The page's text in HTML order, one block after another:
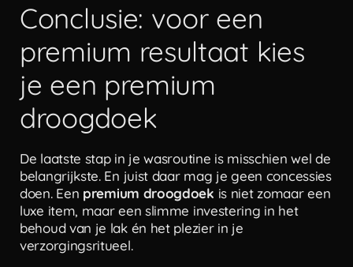
Conclusie: voor een
premium resultaat kies
je een premium
droogdoek
De laatste stap in je wasroutine is misschien wel de
belangrijkste. En juist daar mag je geen concessies
doen. Een premium droogdoek is niet zomaar een
luxe item, maar een slimme investering in het
behoud van je lak én het plezier in je
verzorgingsritueel.